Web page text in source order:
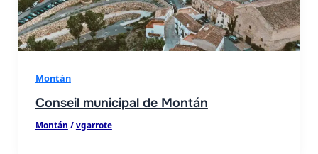
Montán
Conseil municipal de Montán
Montán /vgarrote